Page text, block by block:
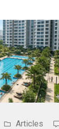
Articles